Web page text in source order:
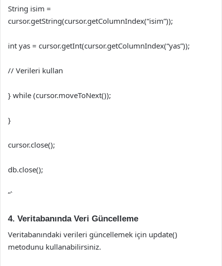
String isim =
cursor.getString(cursor.getColumnIndex(“isim”));
int yas = cursor.getInt(cursor.getColumnIndex(“yas”));
// Verileri kullan
} while (cursor.moveToNext());
}
cursor.close();
db.close();
“`
4. Veritabanında Veri Güncelleme
Veritabanındaki verileri güncellemek için update()
metodunu kullanabilirsiniz.